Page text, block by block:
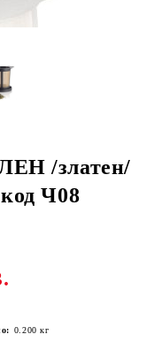
/златен/
Ч08
0.200 кг